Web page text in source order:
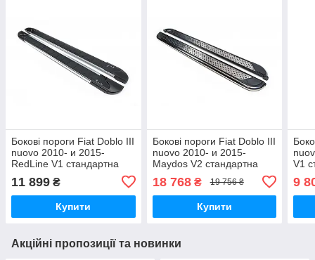
Бокові пороги Fiat Doblo III
nuovo 2010- и 2015-
RedLine V1 стандартна
11 899 ₴
Купити
Бокові пороги Fiat Doblo III
nuovo 2010- и 2015-
Maydos V2 стандартна
18 768₴ 19 756 ₴
Купити
V1
9
Акційні пропозиції та новинки